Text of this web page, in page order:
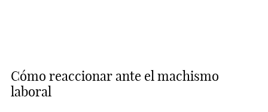
Cómo reaccionar ante el machismo
laboral